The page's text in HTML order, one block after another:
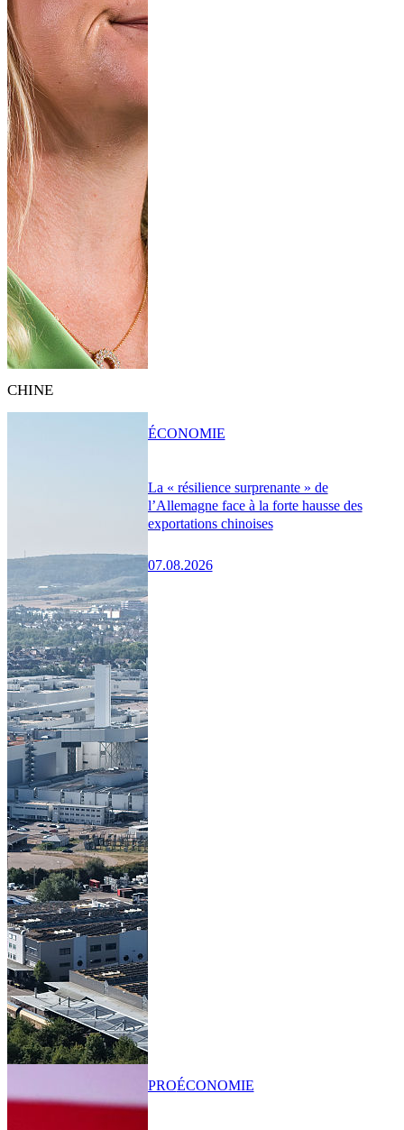
CHINE
La « résilience surprenante » de
l’Allemagne face à la forte hausse des
exportations chinoises
07.08.2026
ÉCONOMIE
PROÉCONOMIE